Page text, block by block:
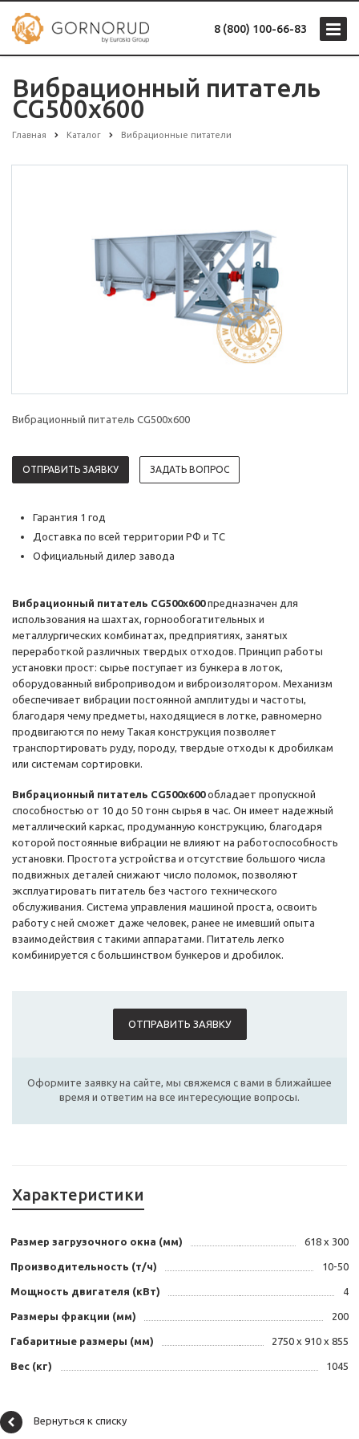
8 (800) 100-66-83
Вибрационный питатель
CG500x600
Главная Каталог Вибрационные питатели
Вибрационный питатель CG500x600
ОТПРАВИТЬ ЗАЯВКУ ЗАДАТЬ ВОПРОС
Гарантия 1 год
Доставка по всей территории РФ и ТС
Официальный дилер завода
Вибрационный питатель CG500x600предназначен для
использования на шахтах, горнообогатительных и
металлургических комбинатах, предприятиях, занятых
переработкой различных твердых отходов. Принцип работы
установки прост: сырье поступает из бункера в лоток,
оборудованный виброприводом и виброизолятором. Механизм
обеспечивает вибрации постоянной амплитуды и частоты,
благодаря чему предметы, находящиеся в лотке, равномерно
продвигаются по нему Такая конструкция позволяет
транспортировать руду, породу, твердые отходы к дробилкам
или системам сортировки.
Вибрационный питатель CG500x600обладает пропускной
способностью от 10 до 50 тонн сырья в час. Он имеет надежный
металлический каркас, продуманную конструкцию, благодаря
которой постоянные вибрации не влияют на работоспособность
установки. Простота устройства и отсутствие большого числа
подвижных деталей снижают число поломок, позволяют
эксплуатировать питатель без частого технического
обслуживания. Система управления машиной проста, освоить
работу с ней сможет даже человек, ранее не имевший опыта
взаимодействия с такими аппаратами. Питатель легко
комбинируется с большинством бункеров и дробилок.
ОТПРАВИТЬ ЗАЯВКУ
Оформите заявку на сайте, мы свяжемся с вами в ближайшее
время и ответим на все интересующие вопросы.
Характеристики
Размер загрузочного окна (мм) 618 х 300
Производительность (т/ч) 10-50
Мощность двигателя (кВт) 4
Размеры фракции (мм) 200
Габаритные размеры (мм) 2750 х 910 х 855
Вес (кг) 1045
Вернуться к списку